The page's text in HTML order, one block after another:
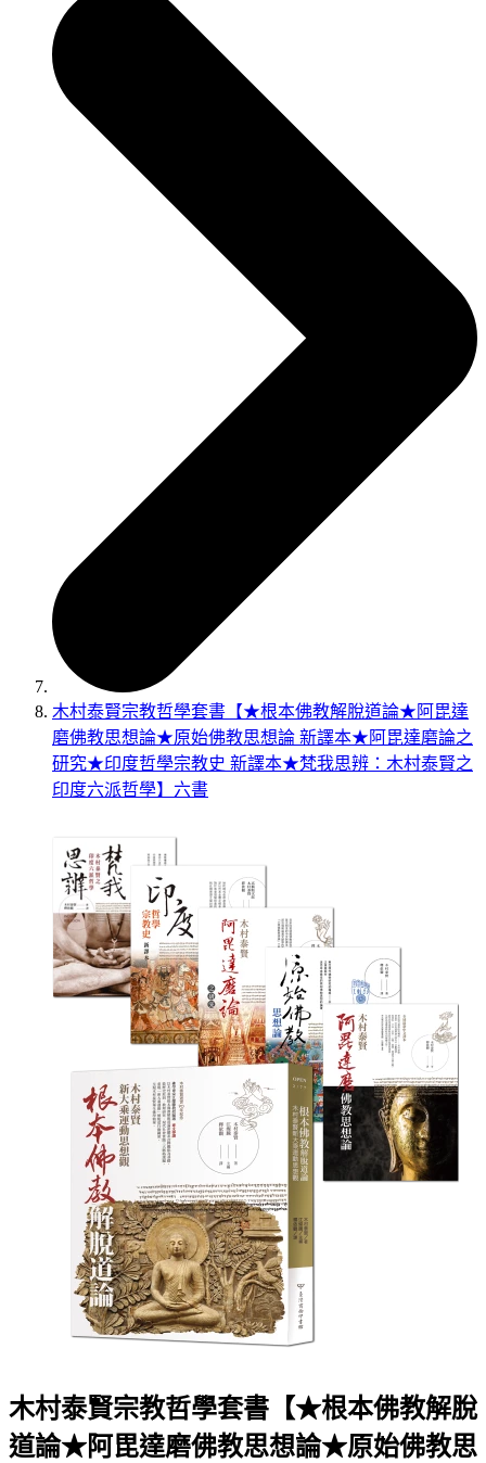
木村泰賢宗教哲學套書【★根本佛教解脫道論★阿毘達
磨佛教思想論★原始佛教思想論 新譯本★阿毘達磨論之
研究★印度哲學宗教史 新譯本★梵我思辨：木村泰賢之
印度六派哲學】六書
木村泰賢宗教哲學套書【★根本佛教解脫
道論★阿毘達磨佛教思想論★原始佛教思